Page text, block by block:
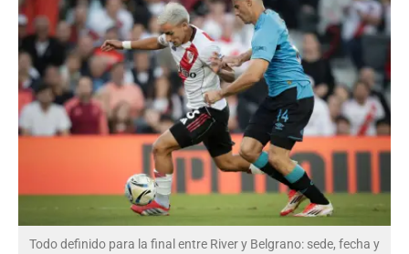
Todo definido para la final entre River y Belgrano: sede, fecha y